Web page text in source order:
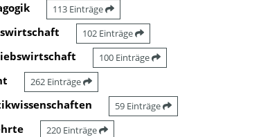
113 Einträge
102 Einträge
100 Einträge
262 Einträge
59 Einträge
220 Einträge